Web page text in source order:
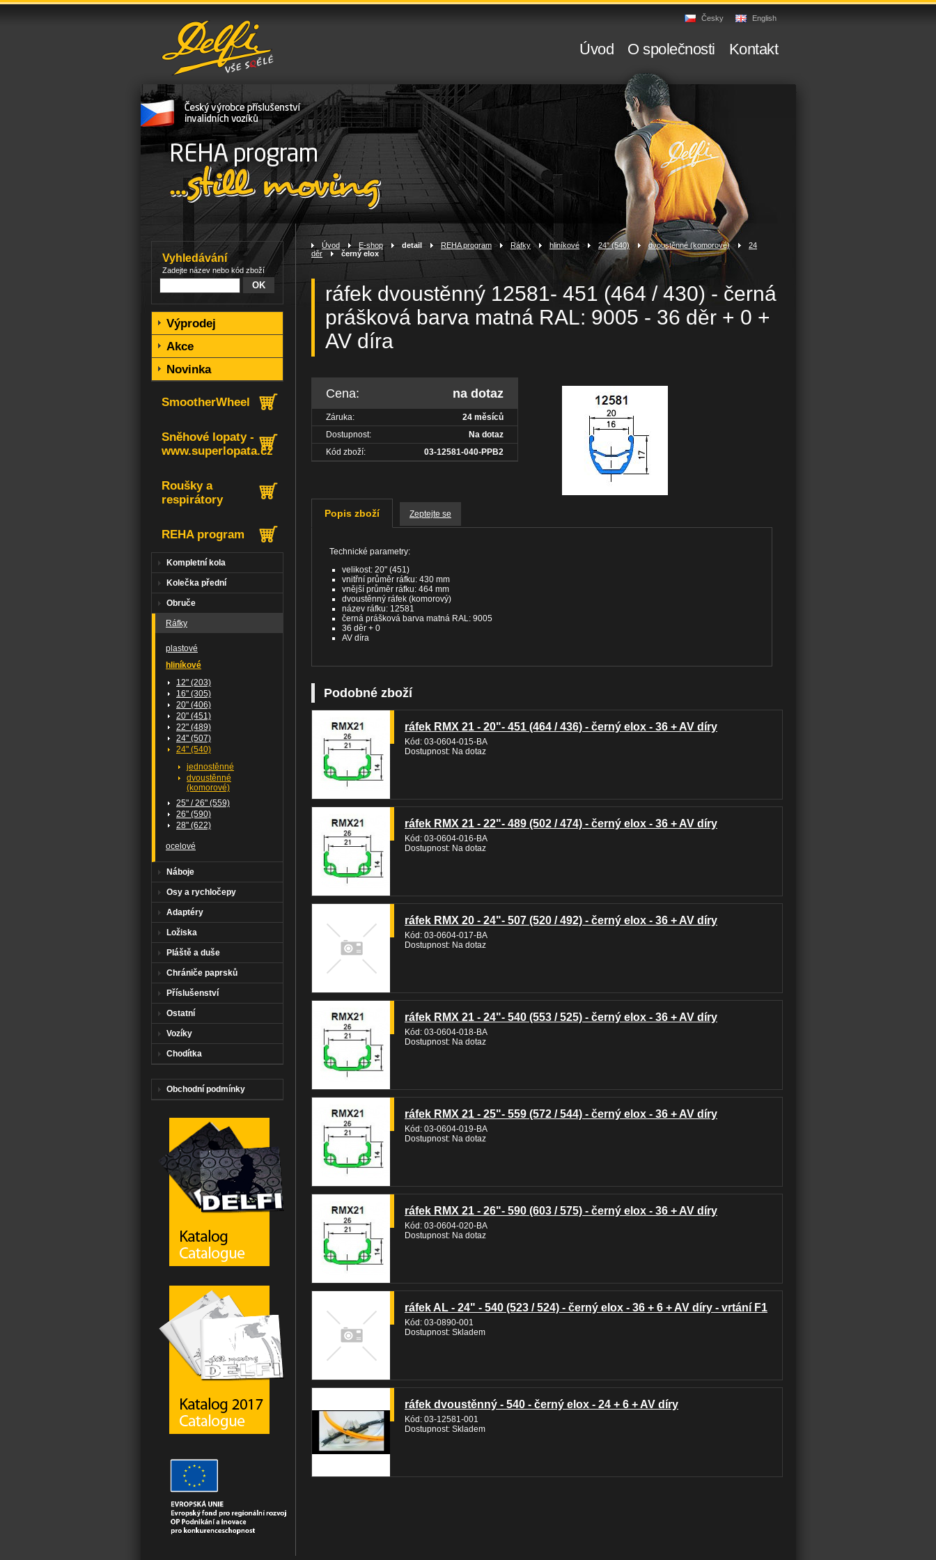
Úvod > E-shop> detail REHA program > Ráfky> hliníkové > 24" (540) > dvoustěnné (komorové)>
24
děr
černý elox
ráfek dvoustěnný 12581- 451 (464 / 430) - černá
prášková barva matná RAL: 9005 - 36 děr + 0 +
AV díra
Cena: na dotaz
Záruka:
24 měsíců
Dostupnost:
Na dotaz
Kód zboží:
03-12581-040-PPB2
Popis zboží Zeptejte se
Technické parametry:
velikost: 20" (451)
vnitřní průměr ráfku: 430 mm
vnější průměr ráfku: 464 mm
dvoustěnný ráfek (komorový)
název ráfku: 12581
černá prášková barva matná RAL: 9005
36 děr + 0
AV díra
Podobné zboží
ráfek RMX 21 - 20"- 451 (464 / 436) - černý elox - 36 + AV díry
Kód: 03-0604-015-BA
Dostupnost: Na dotaz
ráfek RMX 21 - 22"- 489 (502 / 474) - černý elox - 36 + AV díry
Kód: 03-0604-016-BA
Dostupnost: Na dotaz
ráfek RMX 20 - 24"- 507 (520 / 492) - černý elox - 36 + AV díry
Kód: 03-0604-017-BA
Dostupnost: Na dotaz
ráfek RMX 21 - 24"- 540 (553 / 525) - černý elox - 36 + AV díry
Kód: 03-0604-018-BA
Dostupnost: Na dotaz
ráfek RMX 21 - 25"- 559 (572 / 544) - černý elox - 36 + AV díry
Kód: 03-0604-019-BA
Dostupnost: Na dotaz
ráfek RMX 21 - 26"- 590 (603 / 575) - černý elox - 36 + AV díry
Kód: 03-0604-020-BA
Dostupnost: Na dotaz
ráfek AL - 24" - 540 (523 / 524) - černý elox - 36 + 6 + AV díry - vrtání F1
Kód: 03-0890-001
Dostupnost: Skladem
ráfek dvoustěnný - 540 - černý elox - 24 + 6 + AV díry
Kód: 03-12581-001
Dostupnost: Skladem
Vyhledávání
Zadejte název nebo kód zboží
Výprodej
Akce
Novinka
SmootherWheel
Sněhové lopaty -
www.superlopata.cz
Roušky a
respirátory
REHA program
Kompletní kola
Kolečka přední
Obruče
Ráfky
plastové
hliníkové
12" (203)
16" (305)
20" (406)
20" (451)
22" (489)
24" (507)
24" (540)
jednostěnné
dvoustěnné
(komorové)
25" / 26" (559)
26" (590)
28" (622)
ocelové
Náboje
Osy a rychločepy
Adaptéry
Ložiska
Pláště a duše
Chrániče paprsků
Příslušenství
Ostatní
Vozíky
Chodítka
Obchodní podmínky
Úvod O společnosti Kontakt
Česky English